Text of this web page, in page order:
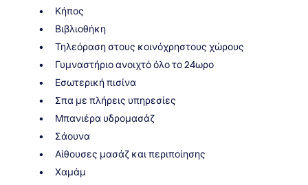
Κήπος
Βιβλιοθήκη
Τηλεόραση στους κοινόχρηστους χώρους
Γυμναστήριο ανοιχτό όλο το 24ωρο
Εσωτερική πισίνα
Σπα με πλήρεις υπηρεσίες
Μπανιέρα υδρομασάζ
Σάουνα
Αίθουσες μασάζ και περιποίησης
Χαμάμ